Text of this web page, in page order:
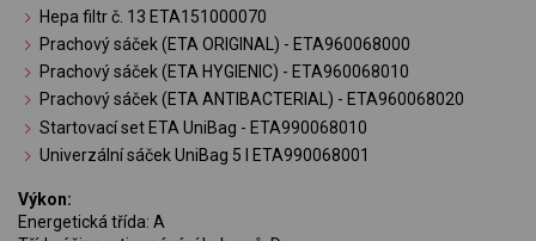
Hepa filtr č. 13 ETA151000070
Prachový sáček (ETA ORIGINAL) - ETA960068000
Prachový sáček (ETA HYGIENIC) - ETA960068010
Prachový sáček (ETA ANTIBACTERIAL) - ETA960068020
Startovací set ETA UniBag - ETA990068010
Univerzální sáček UniBag 5 l ETA990068001
Výkon:
Energetická třída: A